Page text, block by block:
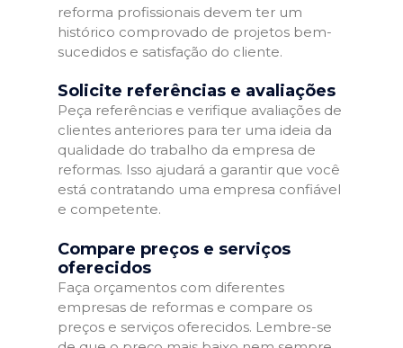
reforma profissionais devem ter um
histórico comprovado de projetos bem-
sucedidos e satisfação do cliente.
Solicite referências e avaliações
Peça referências e verifique avaliações de
clientes anteriores para ter uma ideia da
qualidade do trabalho da empresa de
reformas. Isso ajudará a garantir que você
está contratando uma empresa confiável
e competente.
Compare preços e serviços
oferecidos
Faça orçamentos com diferentes
empresas de reformas e compare os
preços e serviços oferecidos. Lembre-se